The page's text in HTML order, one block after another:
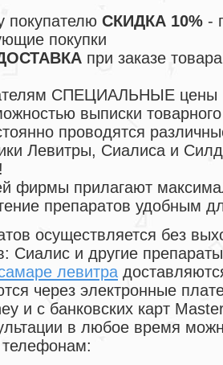
покупателю СКИДКА 10% -
покупки
при заказе
СПЕЦИАЛЬНЫЕ цены
выписки
проводятся
Левитры, Сиалиса и
фирмы прилагают
препаратов удобным
осуществляется без
Сиалис и другие
левитра
через электронные
и с банковских карт
в любое время